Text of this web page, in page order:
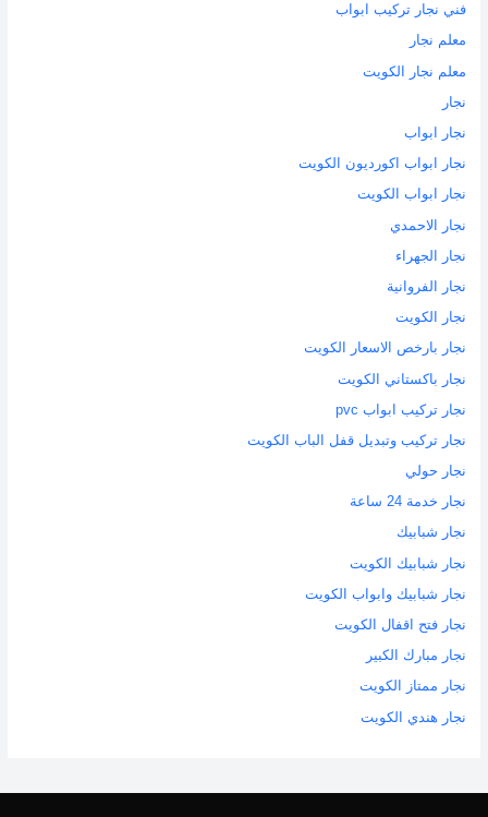
فني نجار تركيب ابواب
معلم نجار
معلم نجار الكويت
نجار
نجار ابواب
نجار ابواب اكورديون الكويت
نجار ابواب الكويت
نجار الاحمدي
نجار الجهراء
نجار الفروانية
نجار الكويت
نجار بارخص الاسعار الكويت
نجار باكستاني الكويت
نجار تركيب ابواب pvc
نجار تركيب وتبديل قفل الباب الكويت
نجار حولي
نجار خدمة 24 ساعة
نجار شبابيك
نجار شبابيك الكويت
نجار شبابيك وابواب الكويت
نجار فتح اقفال الكويت
نجار مبارك الكبير
نجار ممتاز الكويت
نجار هندي الكويت